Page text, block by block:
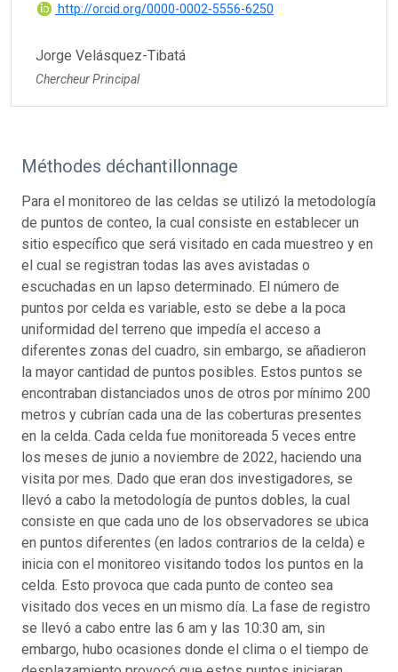
http://orcid.org/0000-0002-5556-6250
Jorge Velásquez-Tibatá
Chercheur Principal
Méthodes déchantillonnage
Para el monitoreo de las celdas se utilizó la metodología
de puntos de conteo, la cual consiste en establecer un
sitio específico que será visitado en cada muestreo y en
el cual se registran todas las aves avistadas o
escuchadas en un lapso determinado. El número de
puntos por celda es variable, esto se debe a la poca
uniformidad del terreno que impedía el acceso a
diferentes zonas del cuadro, sin embargo, se añadieron
la mayor cantidad de puntos posibles. Estos puntos se
encontraban distanciados unos de otros por mínimo 200
metros y cubrían cada una de las coberturas presentes
en la celda. Cada celda fue monitoreada 5 veces entre
los meses de junio a noviembre de 2022, haciendo una
visita por mes. Dado que eran dos investigadores, se
llevó a cabo la metodología de puntos dobles, la cual
consiste en que cada uno de los observadores se ubica
en puntos diferentes (en lados contrarios de la celda) e
inicia con el monitoreo visitando todos los puntos en la
celda. Esto provoca que cada punto de conteo sea
visitado dos veces en un mismo día. La fase de registro
se llevó a cabo entre las 6 am y las 10:30 am, sin
embargo, hubo ocasiones donde el clima o el tiempo de